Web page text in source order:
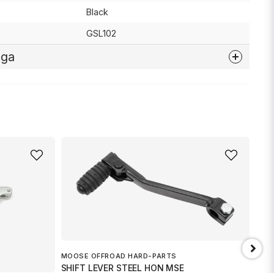
Black
GSL102
Mejladress
fråga
MOOSE OFFROAD HARD-PARTS
SHIFT LEVER STEEL HON MSE